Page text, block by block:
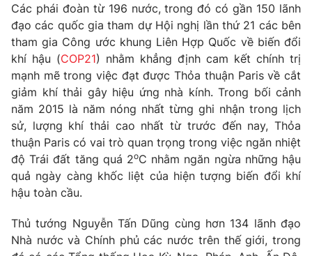
Thế giới đó đây
Câu chuyện quốc tế
Kinh tế
Tài chính
Thị trường
Góc doanh nghiệp
Dữ liệu và đời sống
Truyền hình
Phim VTV
Hậu trường
Nhân vật
Khán giả
Giải sao mai
Giải trí
Điện ảnh
Âm nhạc
Đời sống
Du lịch
Làm đẹp
Tuyển sinh
Công nghệ
Các phái đoàn từ 196 nước, trong đó có gần 150 lãnh
đạo các quốc gia tham dự Hội nghị lần thứ 21 các bên
tham gia Công ước khung Liên Hợp Quốc về biến đổi
khí hậu (COP21) nhằm khẳng định cam kết chính trị
mạnh mẽ trong việc đạt được Thỏa thuận Paris về cắt
giảm khí thải gây hiệu ứng nhà kính. Trong bối cảnh
năm 2015 là năm nóng nhất từng ghi nhận trong lịch
sử, lượng khí thải cao nhất từ trước đến nay, Thỏa
thuận Paris có vai trò quan trọng trong việc ngăn nhiệt
độ Trái đất tăng quá 2oC nhằm ngăn ngừa những hậu
quả ngày càng khốc liệt của hiện tượng biến đổi khí
hậu toàn cầu.
Thủ tướng Nguyễn Tấn Dũng cùng hơn 134 lãnh đạo
Nhà nước và Chính phủ các nước trên thế giới, trong